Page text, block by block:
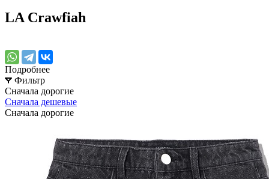
LA Crawfiah
Подробнее
Фильтр
Сначала дорогие
Сначала дешевые
Сначала дорогие